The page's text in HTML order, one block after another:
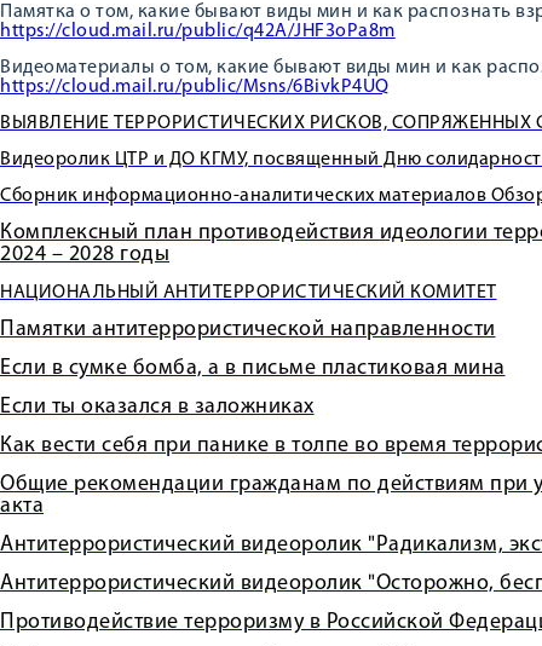
Памятка о том, какие бывают виды мин и как распознать
https://cloud.mail.ru/public/q42A/JHF3oPa8m
Видеоматериалы о том, какие бывают виды мин и как
https://cloud.mail.ru/public/Msns/6BivkP4UQ
ВЫЯВЛЕНИЕ ТЕРРОРИСТИЧЕСКИХ РИСКОВ, СОПРЯЖЕННЫХ
Видеоролик ЦТР и ДО КГМУ, посвященный Дню
Сборник информационно-аналитических материалов
Комплексный план противодействия идеологии
2024 – 2028 годы
НАЦИОНАЛЬНЫЙ АНТИТЕРРОРИСТИЧЕСКИЙ КОМИТЕТ
Памятки антитеррористической направленности
Если в сумке бомба, а в письме пластиковая мина
Если ты оказался в заложниках
Как вести себя при панике в толпе во время
Общие рекомендации гражданам по действиям при
акта
Антитеррористический видеоролик "Радикализм,
Антитеррористический видеоролик "Осторожно,
Противодействие терроризму в Российской